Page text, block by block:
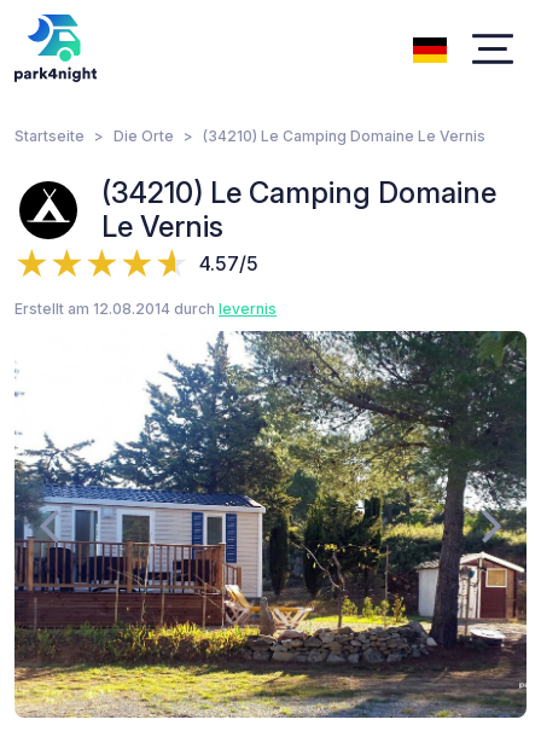
Startseite Die Orte (34210) Le Camping Domaine Le Vernis
(34210) Le Camping Domaine
Le Vernis
4.57/5
Erstellt am 12.08.2014 durch levernis